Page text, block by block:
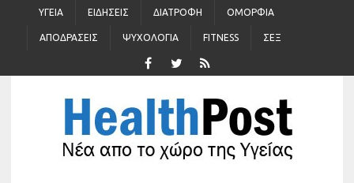
ΥΓΕΊΑ ΕΙΔΉΣΕΙΣ ΔΙΑΤΡΟΦΉ ΟΜΟΡΦΙΆ
ΑΠΟΔΡΆΣΕΙΣ ΨΥΧΟΛΟΓΊΑ FITNESS ΣΈΞ